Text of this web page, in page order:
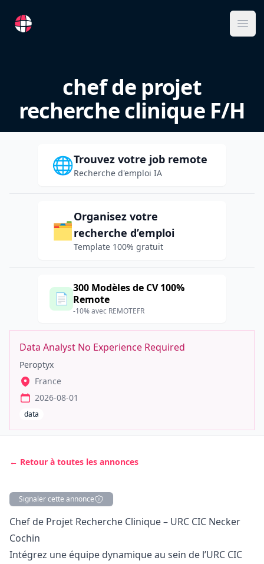
RemoteFR
chef de projet
recherche clinique F/H
🌐Trouvez votre job remote
Recherche d'emploi IA
🗂️
Organisez votre
recherche d’emploi
Template 100% gratuit
📄
300 Modèles de CV 100%
Remote
-10% avec REMOTEFR
Data Analyst No Experience Required
Peroptyx
France
2026-08-01
data
← Retour à toutes les annonces
Signaler cette annonce
Description
Chef de Projet Recherche Clinique – URC CIC Necker
Cochin
Intégrez une équipe dynamique au sein de l’URC CIC